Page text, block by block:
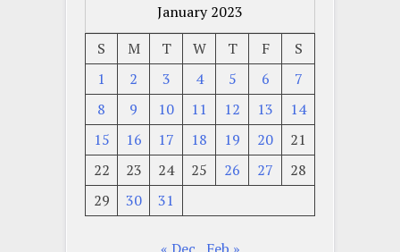
January 2023
S
M T W T F
S
1
2 3 4 5 6
7
8
9 10 11 12 13
14
15
16 17 18 19 20
21
22
23 24 25 26 27
28
29
30 31
« Dec Feb »